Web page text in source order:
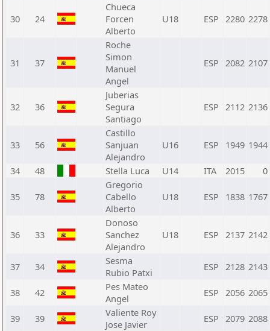
30 24
Chueca
Forcen
Alberto
U18 ESP 2280 2278
31 37
Roche
Simon
Manuel
Angel
ESP 2082 2107
32 36
Juberias
Segura
Santiago
ESP 2112 2136
33 56
Castillo
Sanjuan
Alejandro
U16 ESP 1949 1944
34 48 Stella Luca U14 ITA 2015 0
35 78
Gregorio
Cabello
Alberto
U18 ESP 1838 1767
36 33
Donoso
Sanchez
Alejandro
U18 ESP 2137 2142
37 34
Sesma
Rubio Patxi
ESP 2128 2143
38 42
Pes Mateo
Angel
ESP 2056 2065
39 39
Valiente Roy
Jose Javier
ESP 2079 2088